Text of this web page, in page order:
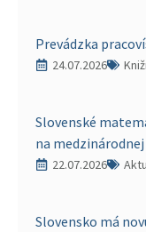
Prevádzka
24.07.2026
Slovenské
na
22.07.2026
Slovensko má